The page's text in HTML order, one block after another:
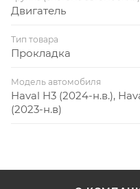
Двигатель
Тип товара
Прокладка
Модель автомобиля
Haval H3 (2024-н.в.),
(2023-н.в)